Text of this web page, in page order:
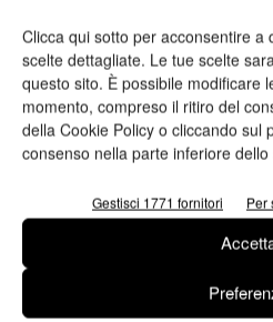
Clicca qui sotto per acconsentire a
scelte dettagliate. Le tue scelte
questo sito. È possibile modificare
momento, compreso il ritiro del
della Cookie Policy o cliccando sul
consenso nella parte inferiore dello
Gestisci 1771 fornitori Per